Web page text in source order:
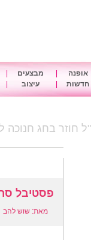
אופנה מבצעים
חדשות עיצוב
חוזר בחג חנוכה
פסטיבל
מאת: שוש להב